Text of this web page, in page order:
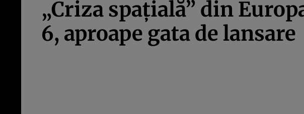
„Criza spațială” din
6, aproape gata de lansare